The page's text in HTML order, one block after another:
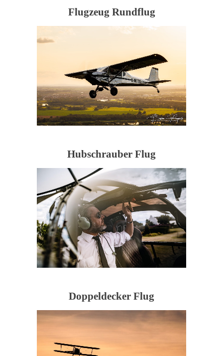
Flugzeug Rundflug
Hubschrauber Flug
Doppeldecker Flug